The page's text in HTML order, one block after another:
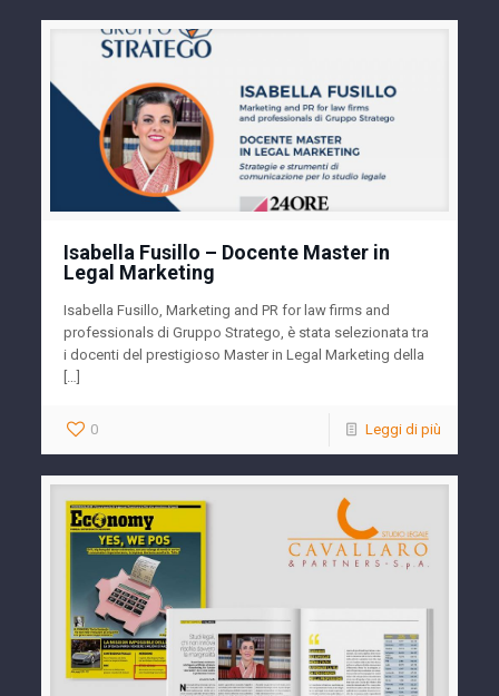
Isabella Fusillo – Docente Master in
Legal Marketing
Isabella Fusillo, Marketing and PR for law firms and
professionals di Gruppo Stratego, è stata selezionata tra
i docenti del prestigioso Master in Legal Marketing della
[…]
0 Leggi di più